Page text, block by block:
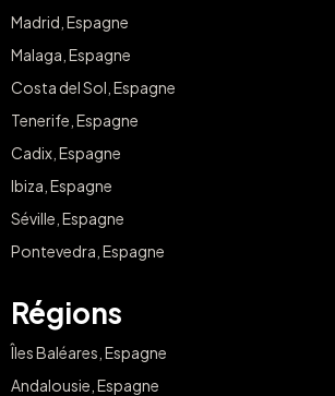
Madrid, Espagne
Malaga, Espagne
Costa del Sol, Espagne
Tenerife, Espagne
Cadix, Espagne
Ibiza, Espagne
Séville, Espagne
Pontevedra, Espagne
Régions
Îles Baléares, Espagne
Andalousie, Espagne